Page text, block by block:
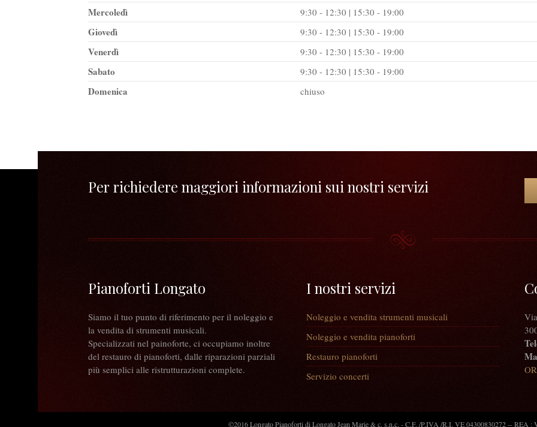
Mercoledì 9:30 - 12:30 | 15:30 - 19:00
Giovedì 9:30 - 12:30 | 15:30 - 19:00
Venerdì 9:30 - 12:30 | 15:30 - 19:00
Sabato 9:30 - 12:30 | 15:30 - 19:00
Domenica chiuso
Per richiedere maggiori informazioni sui nostri servizi
Pianoforti Longato
Siamo il tuo punto di riferimento per il noleggio e
la vendita di strumenti musicali.
Specializzati nel painoforte, ci occupiamo inoltre
del restauro di pianoforti, dalle riparazioni parziali
più semplici alle ristrutturazioni complete.
I nostri servizi
Noleggio e vendita strumenti musicali
Noleggio e vendita pianoforti
Restauro pianoforti
Servizio concerti
©2016 Longato Pianoforti di Longato Jean Marie & c. s.n.c. - C.F. /P.IVA /R.I. VE 04300830272 -- REA :